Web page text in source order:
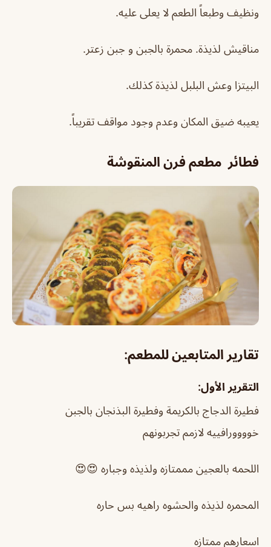
ونظيف وطبعاً الطعم لا يعلى عليه.
مناقيش لذيذة. محمرة بالجبن و جبن زعتر.
البيتزا وعش البلبل لذيذة كذلك.
يعيبه ضيق المكان وعدم وجود مواقف تقريباً.
فطائر مطعم فرن المنقوشة
تقارير المتابعين للمطعم:
التقرير الأول:
فطيرة الدجاج بالكريمة وفطيرة البذنجان بالجبن
خوووورافييه لازمم تجربونهم
اللحمه بالعجين مممتازه ولذيذه وجباره 😍😍
المحمره لذيذه والحشوه راهيه بس حاره
اسعارهم ممتازه